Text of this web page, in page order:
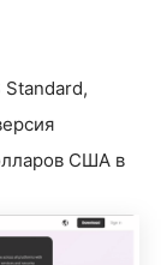
Standard,
США в